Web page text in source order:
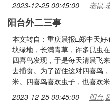
2023-12-25 00:45:00 老鼠,
阳台外二三事
本文转自：重庆晨报□郑中天
块绿地，长满青草，许多昆虫
四喜鸟发现，于是每天清晨飞
去捕食。为了留住这对四喜鸟
米。四喜鸟喜欢虫子，也喜欢
2023-12-25 00:45:00 阳台,